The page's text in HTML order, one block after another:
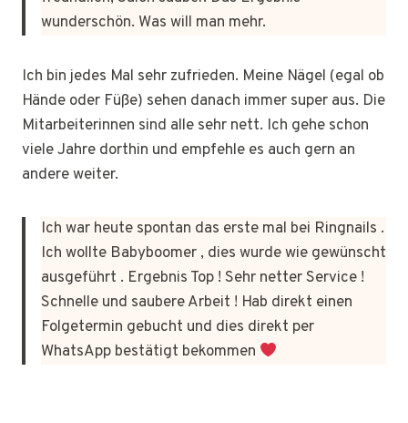
wunderschön. Was will man mehr.
Ich bin jedes Mal sehr zufrieden. Meine Nägel (egal ob
Hände oder Füße) sehen danach immer super aus. Die
Mitarbeiterinnen sind alle sehr nett. Ich gehe schon
viele Jahre dorthin und empfehle es auch gern an
andere weiter.
Ich war heute spontan das erste mal bei Ringnails .
Ich wollte Babyboomer , dies wurde wie gewünscht
ausgeführt . Ergebnis Top ! Sehr netter Service !
Schnelle und saubere Arbeit ! Hab direkt einen
Folgetermin gebucht und dies direkt per
WhatsApp bestätigt bekommen